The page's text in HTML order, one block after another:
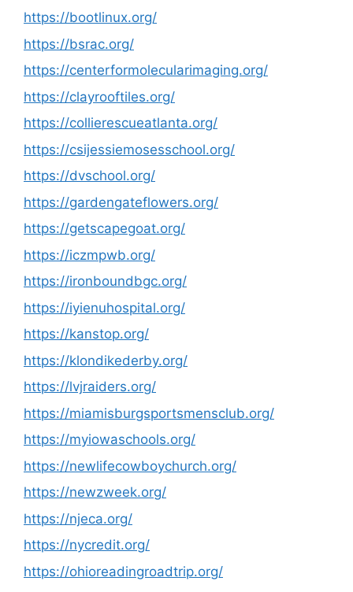
https://bootlinux.org/
https://bsrac.org/
https://centerformolecularimaging.org/
https://clayrooftiles.org/
https://collierescueatlanta.org/
https://csijessiemosesschool.org/
https://dvschool.org/
https://gardengateflowers.org/
https://getscapegoat.org/
https://iczmpwb.org/
https://ironboundbgc.org/
https://iyienuhospital.org/
https://kanstop.org/
https://klondikederby.org/
https://lvjraiders.org/
https://miamisburgsportsmensclub.org/
https://myiowaschools.org/
https://newlifecowboychurch.org/
https://newzweek.org/
https://njeca.org/
https://nycredit.org/
https://ohioreadingroadtrip.org/